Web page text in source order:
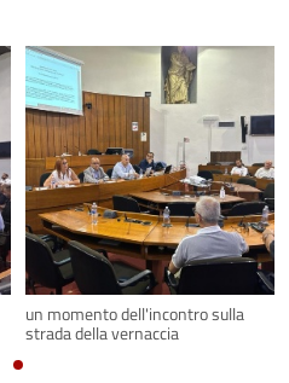
un momento dell'incontro sulla
strada della vernaccia